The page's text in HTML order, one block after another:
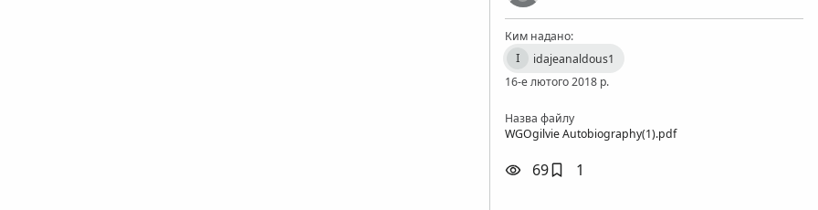
Ким надано:
I
idajeanaldous1
16-е лютого 2018 р.
Назва файлу
WGOgilvie Autobiography(1).pdf
69 1